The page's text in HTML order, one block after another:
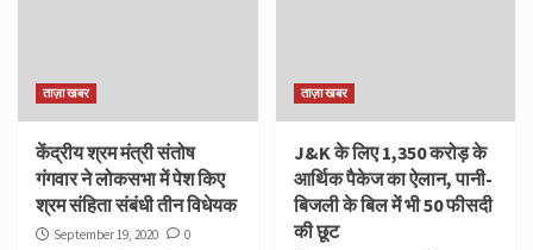
ताज़ा खबर
केंद्रीय श्रम मंत्री संतोष
गंगवार ने लोकसभा में पेश किए
श्रम संहिता संबंधी तीन विधेयक
September 19, 2020 0
ताज़ा खबर
J&K के लिए 1,350 करोड़ के
आर्थिक पैकेज का ऐलान, पानी-
बिजली के बिल में भी 50 फीसदी
की छूट